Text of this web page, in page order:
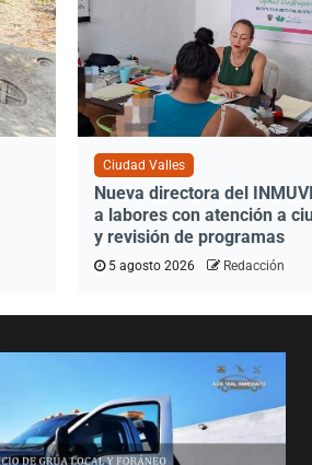
Ciudad Valles
Nueva directora del
a labores con atención a
y revisión de programas
5 agosto 2026 Redacción